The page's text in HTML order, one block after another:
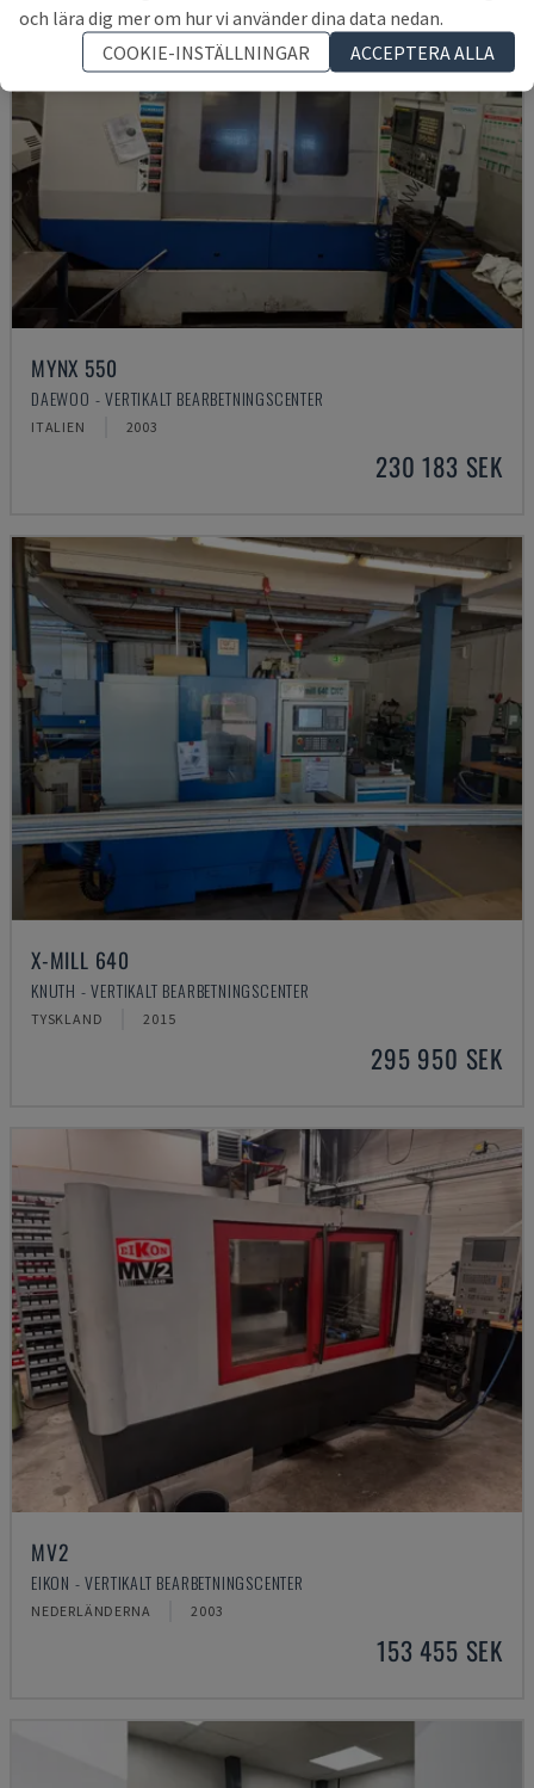
MYNX 550
DAEWOO - VERTIKALT BEARBETNINGSCENTER
ITALIEN 2003
230 183 SEK
X-MILL 640
KNUTH - VERTIKALT BEARBETNINGSCENTER
TYSKLAND 2015
295 950 SEK
MV2
EIKON - VERTIKALT BEARBETNINGSCENTER
NEDERLÄNDERNA 2003
153 455 SEK
och lära dig mer om hur vi använder dina data nedan.
COOKIE-INSTÄLLNINGAR
ACCEPTERA ALLA